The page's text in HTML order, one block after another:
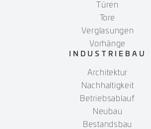
Türen
Tore
Verglasungen
Vorhänge
INDUSTRIEBAU
Architektur
Nachhaltigkeit
Betriebsablauf
Neubau
Bestandsbau